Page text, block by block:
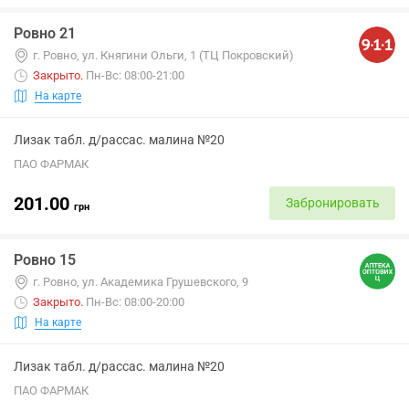
Ровно 21
г. Ровно, ул. Княгини Ольги, 1 (ТЦ Покровский)
Закрыто. Пн-Вс: 08:00-21:00
На карте
Лизак табл. д/рассас. малина №20
ПАО ФАРМАК
201.00 грн Забронировать
Ровно 15
г. Ровно, ул. Академика Грушевского, 9
Закрыто. Пн-Вс: 08:00-20:00
На карте
Лизак табл. д/рассас. малина №20
ПАО ФАРМАК